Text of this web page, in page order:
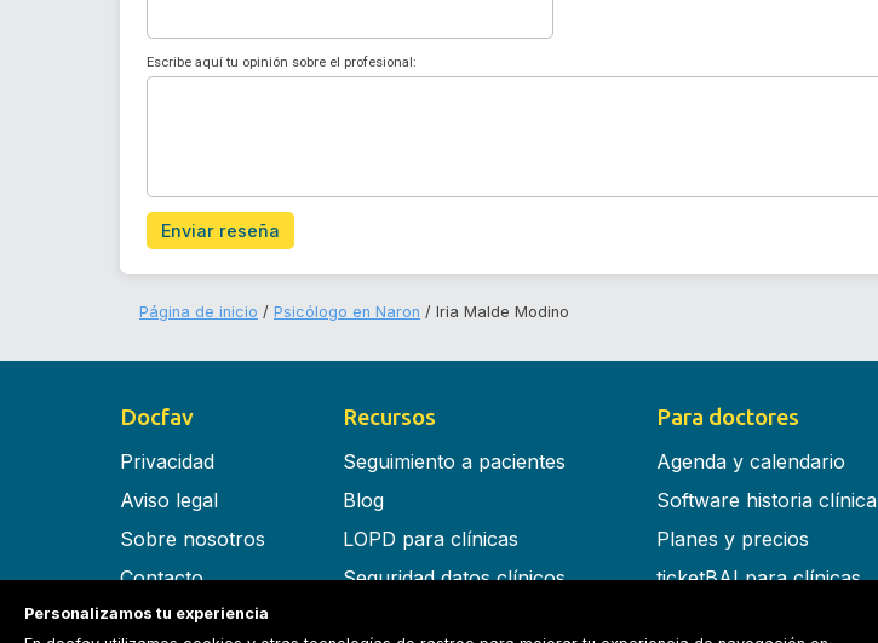
Escribe aquí tu opinión sobre el profesional:
Enviar reseña
Página de inicio Psicólogo en Naron Iria Malde Modino
Docfav
Privacidad
Aviso legal
Sobre nosotros
Contacto
Términos y condiciones
Recursos
Seguimiento a pacientes
Blog
LOPD para clínicas
Seguridad datos clínicos
Para doctores
Agenda y calendario
Software historia clínica
Planes y precios
ticketBAI para clínicas
Personalizamos tu experiencia